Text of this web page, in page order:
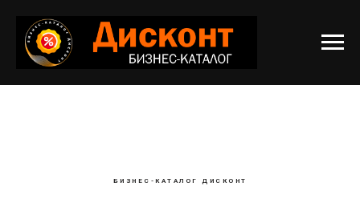
БИЗНЕС-КАТАЛОГ ДИСКОНТ